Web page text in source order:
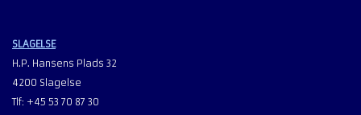
SLAGELSE
H.P. Hansens Plads 32
4200 Slagelse
Tlf: +45 53 70 87 30